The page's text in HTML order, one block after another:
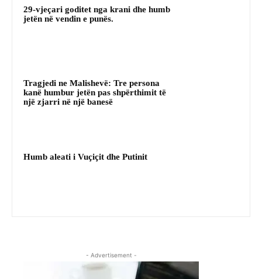
29-vjeçari goditet nga krani dhe humb
jetën në vendin e punës.
Tragjedi ne Malishevë: Tre persona
kanë humbur jetën pas shpërthimit të
një zjarri në një banesë
Humb aleati i Vuçiçit dhe Putinit
- Advertisement -